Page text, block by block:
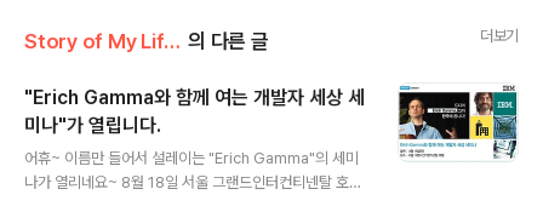
Story of My Life/Trends 의 다른 글 더보기
"Erich Gamma와 함께 여는 개발자 세상 세
미나"가 열립니다.
어휴~ 이름만 들어서 설레이는 "Erich Gamma"의 세미
나가 열리네요~ 8월 18일 서울 그랜드인터컨티넨탈 호텔